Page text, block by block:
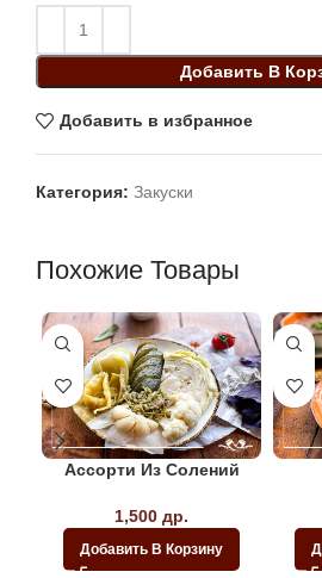
Добавить В
Добавить в избранное
Категория: Закуски
Похожие Товары
Ассорти Из Солений
1,500 др.
Добавить В Корзину